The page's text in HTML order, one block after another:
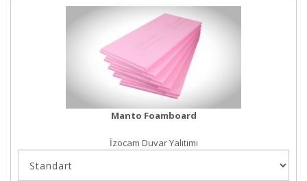
Manto Foamboard
İzocam Duvar Yalıtımı